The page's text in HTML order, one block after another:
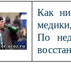
Как
По